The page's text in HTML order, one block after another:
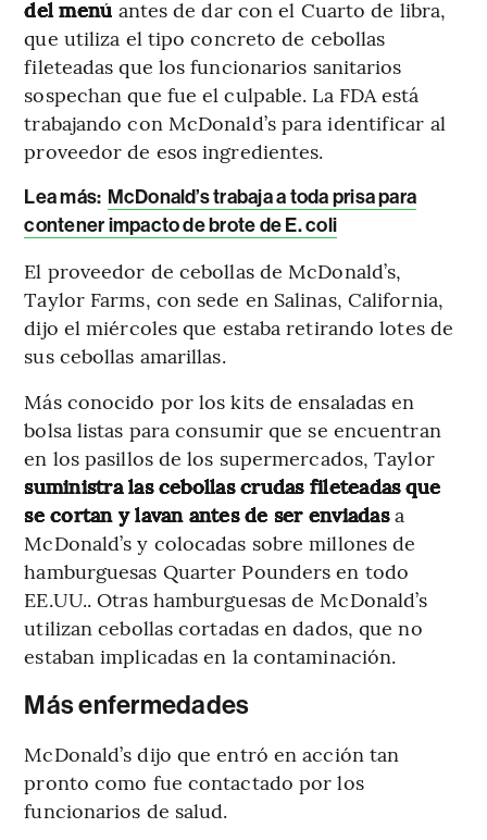
del menú antes de dar con el Cuarto de libra,
que utiliza el tipo concreto de cebollas
fileteadas que los funcionarios sanitarios
sospechan que fue el culpable. La FDA está
trabajando con McDonald’s para identificar al
proveedor de esos ingredientes.
Lea más: McDonald’s trabaja a toda prisa para
contener impacto de brote de E. coli
El proveedor de cebollas de McDonald’s,
Taylor Farms, con sede en Salinas, California,
dijo el miércoles que estaba retirando lotes de
sus cebollas amarillas.
Más conocido por los kits de ensaladas en
bolsa listas para consumir que se encuentran
en los pasillos de los supermercados, Taylor
suministra las cebollas crudas fileteadas que
se cortan y lavan antes de ser enviadasa
McDonald’s y colocadas sobre millones de
hamburguesas Quarter Pounders en todo
EE.UU.. Otras hamburguesas de McDonald’s
utilizan cebollas cortadas en dados, que no
estaban implicadas en la contaminación.
Más enfermedades
McDonald’s dijo que entró en acción tan
pronto como fue contactado por los
funcionarios de salud.